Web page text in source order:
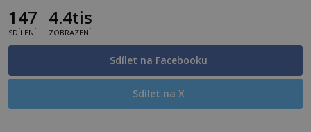
147
SDÍLENÍ
4.4tis
ZOBRAZENÍ
Sdílet na Facebooku
Sdílet na X